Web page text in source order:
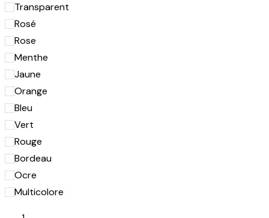
Transparent
Rosé
Rose
Menthe
Jaune
Orange
Bleu
Vert
Rouge
Bordeau
Ocre
Multicolore